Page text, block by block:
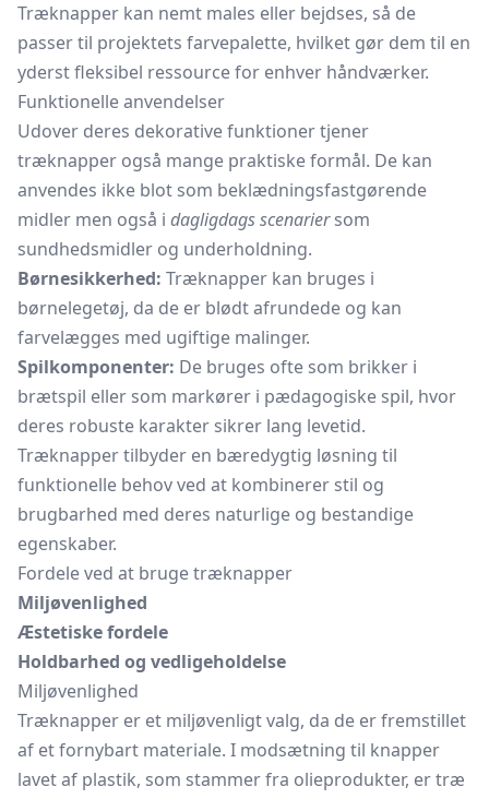
Træknapper kan nemt males eller bejdses, så de
passer til projektets farvepalette, hvilket gør dem til en
yderst fleksibel ressource for enhver håndværker.
Funktionelle anvendelser
Udover deres dekorative funktioner tjener
træknapper også mange praktiske formål. De kan
anvendes ikke blot som beklædningsfastgørende
midler men også i dagligdags scenariersom
sundhedsmidler og underholdning.
Børnesikkerhed: Træknapper kan bruges i
børnelegetøj, da de er blødt afrundede og kan
farvelægges med ugiftige malinger.
Spilkomponenter: De bruges ofte som brikker i
brætspil eller som markører i pædagogiske spil, hvor
deres robuste karakter sikrer lang levetid.
Træknapper tilbyder en bæredygtig løsning til
funktionelle behov ved at kombinerer stil og
brugbarhed med deres naturlige og bestandige
egenskaber.
Fordele ved at bruge træknapper
Miljøvenlighed
Æstetiske fordele
Holdbarhed og vedligeholdelse
Miljøvenlighed
Træknapper er et miljøvenligt valg, da de er fremstillet
af et fornybart materiale. I modsætning til knapper
lavet af plastik, som stammer fra olieprodukter, er træ